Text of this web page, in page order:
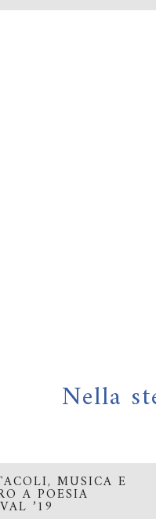
Nella
MUSICA E
A POESIA
’19